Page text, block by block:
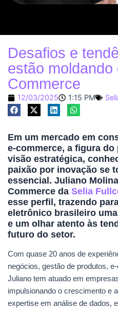
Desafios e
estão
Commerce
12/03/2025 1:15 PM
Em um mercado em
e-commerce, a figura
visão estratégica,
paixão por inovação se
essencial. Juliano
Commerce da Selia
esse perfil, trazendo
eletrônico brasileiro
e um olhar atento às
futuro do setor.
Com quase 20 anos de
negócios, gestão de produtos,
Juliano tem atuado em
impulsionando o crescimento e
expertise em análise de dados,